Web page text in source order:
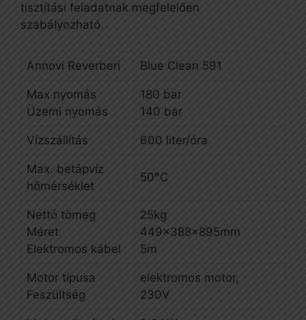
tisztítási feladatnak megfelelően
szabályozható.
Annovi Reverberi Blue Clean 591
Max nyomás
Üzemi nyomás
180 bar
140 bar
Vízszállítás 600 liter/óra
Max. betápvíz
hőmérséklet
50°C
Nettó tömeg
Méret
Elektromos kábel
25kg
449x388x895mm
5m
Motor típusa
Feszültség
elektromos motor,
230V